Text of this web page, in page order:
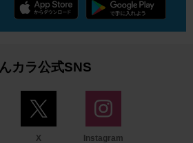
カラ公式SNS
X Instagram